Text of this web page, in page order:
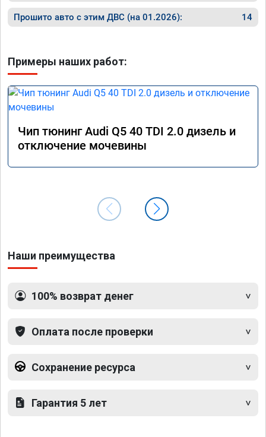
Прошито авто с этим ДВС (на 01.2026): 14
Примеры наших работ:
Чип тюнинг Audi Q5 40 TDI 2.0 дизель и
отключение мочевины
Наши преимущества
100% возврат денег
Оплата после проверки
Сохранение ресурса
Гарантия 5 лет